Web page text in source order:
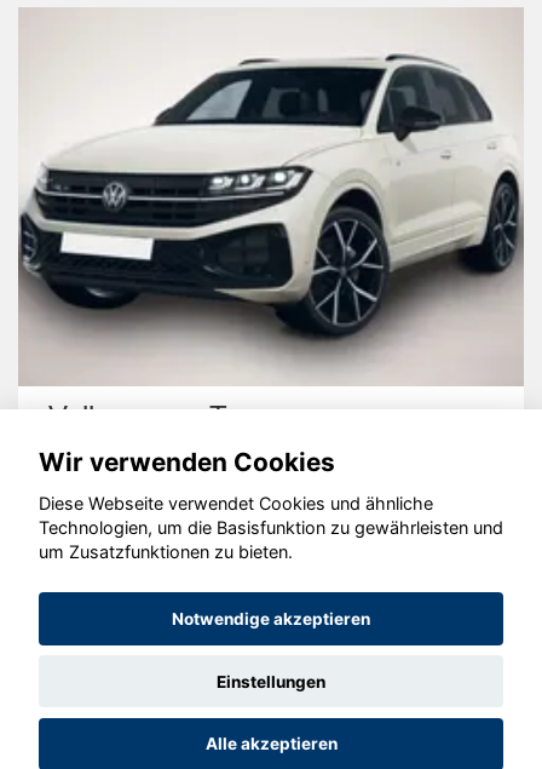
Volkswagen Touareg
© konjunkturmotor.de GmbH 2020 - 2026
Wir verwenden Cookies
Diese Webseite verwendet Cookies und ähnliche
Technologien, um die Basisfunktion zu gewährleisten und
um Zusatzfunktionen zu bieten.
Notwendige akzeptieren
Einstellungen
Alle akzeptieren